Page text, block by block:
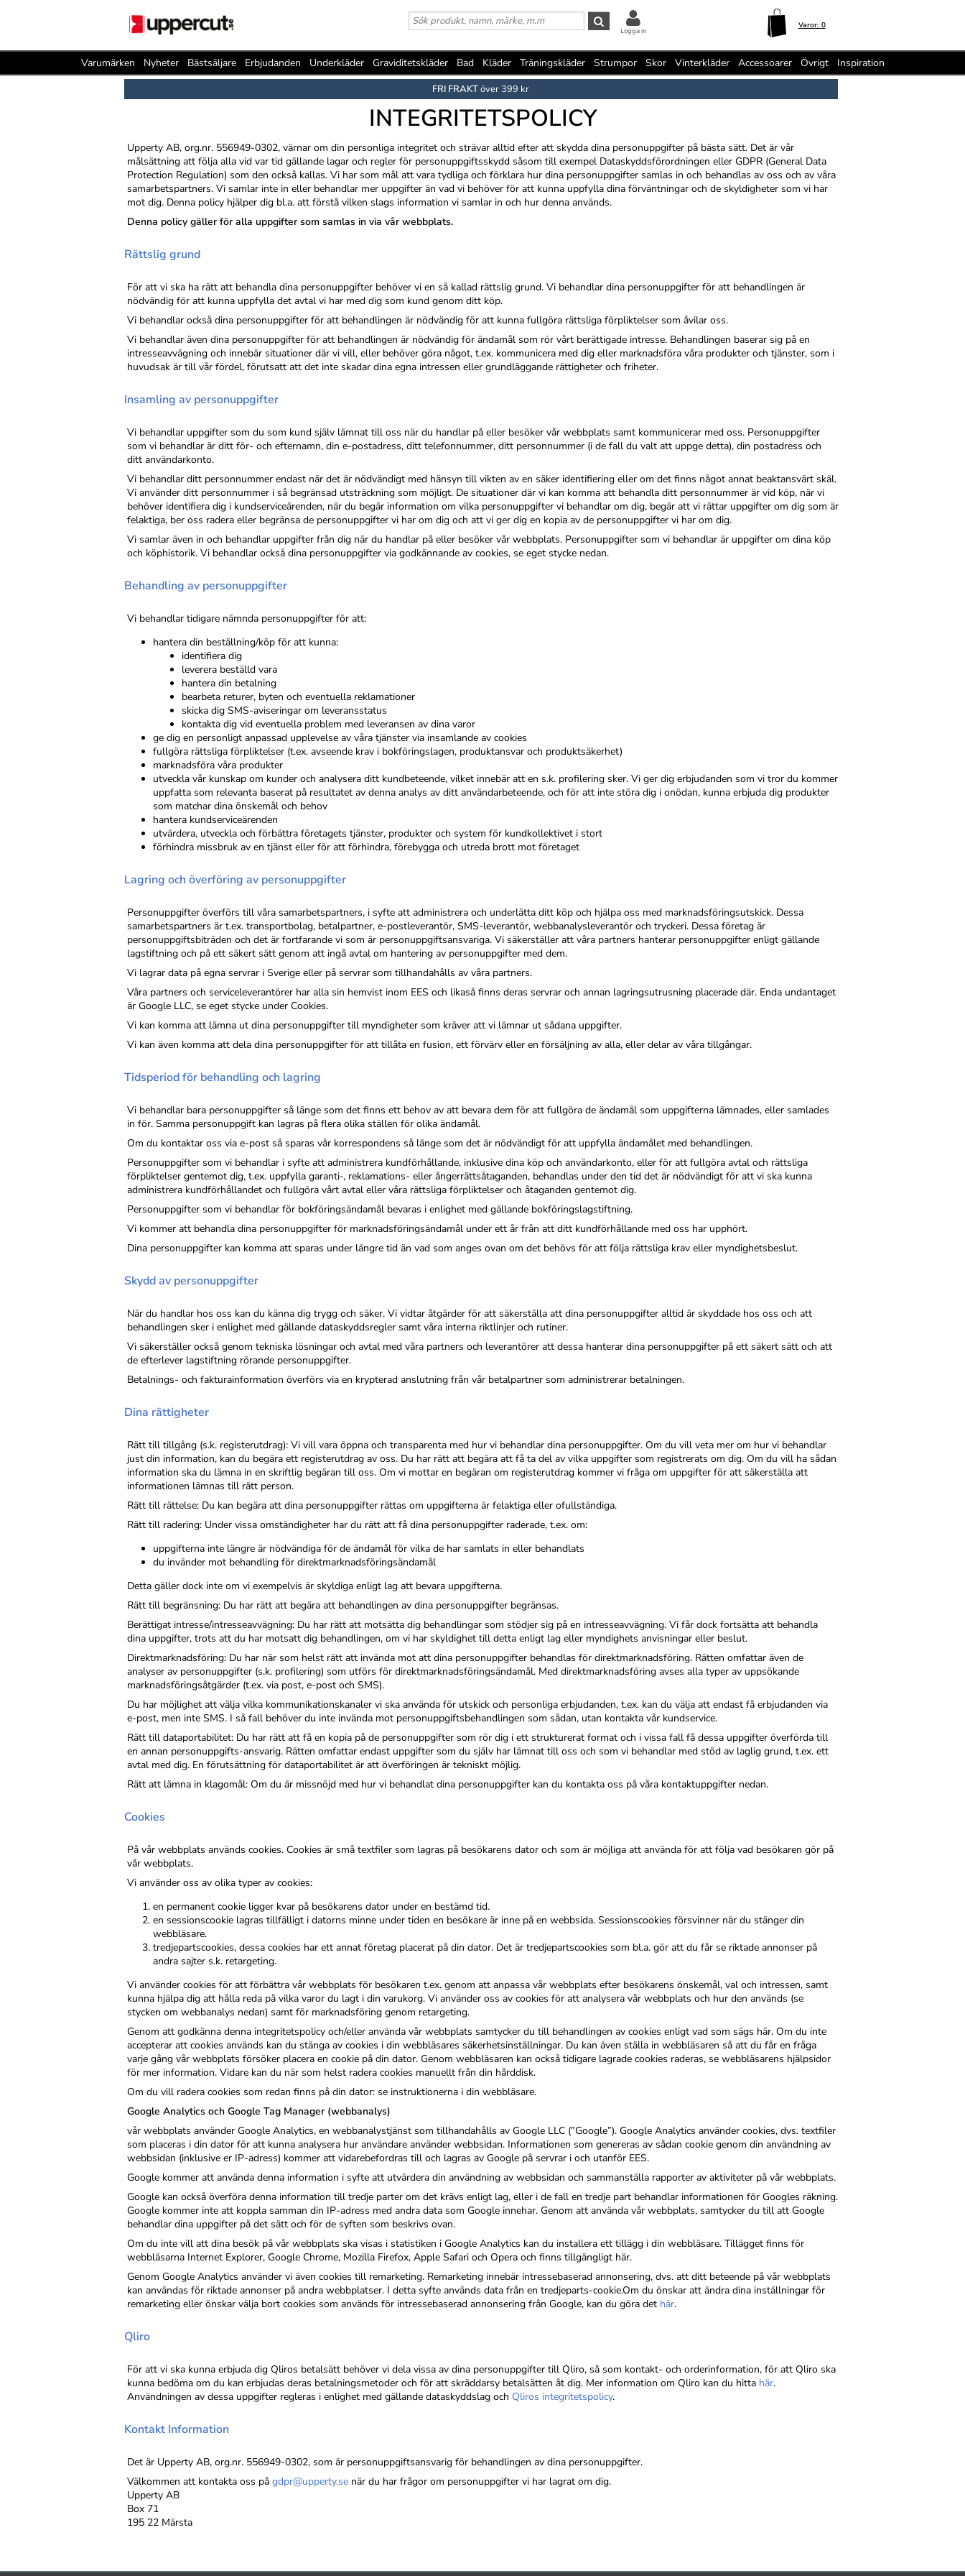
Varor: 0
Logga in
Varumärken Nyheter Bästsäljare Erbjudanden Underkläder Graviditetskläder Bad Kläder Träningskläder Strumpor Skor Vinterkläder Accessoarer Övrigt Inspiration
FRI FRAKTöver 399 kr
INTEGRITETSPOLICY
Upperty AB, org.nr. 556949-0302, värnar om din personliga integritet och strävar alltid efter att skydda dina personuppgifter på bästa sätt. Det är vår
målsättning att följa alla vid var tid gällande lagar och regler för personuppgiftsskydd såsom till exempel Dataskyddsförordningen eller GDPR (General Data
Protection Regulation) som den också kallas. Vi har som mål att vara tydliga och förklara hur dina personuppgifter samlas in och behandlas av oss och av våra
samarbetspartners. Vi samlar inte in eller behandlar mer uppgifter än vad vi behöver för att kunna uppfylla dina förväntningar och de skyldigheter som vi har
mot dig. Denna policy hjälper dig bl.a. att förstå vilken slags information vi samlar in och hur denna används.
Denna policy gäller för alla uppgifter som samlas in via vår webbplats.
Rättslig grund
För att vi ska ha rätt att behandla dina personuppgifter behöver vi en så kallad rättslig grund. Vi behandlar dina personuppgifter för att behandlingen är
nödvändig för att kunna uppfylla det avtal vi har med dig som kund genom ditt köp.
Vi behandlar också dina personuppgifter för att behandlingen är nödvändig för att kunna fullgöra rättsliga förpliktelser som åvilar oss.
Vi behandlar även dina personuppgifter för att behandlingen är nödvändig för ändamål som rör vårt berättigade intresse. Behandlingen baserar sig på en
intresseavvägning och innebär situationer där vi vill, eller behöver göra något, t.ex. kommunicera med dig eller marknadsföra våra produkter och tjänster, som i
huvudsak är till vår fördel, förutsatt att det inte skadar dina egna intressen eller grundläggande rättigheter och friheter.
Insamling av personuppgifter
Vi behandlar uppgifter som du som kund själv lämnat till oss när du handlar på eller besöker vår webbplats samt kommunicerar med oss. Personuppgifter
som vi behandlar är ditt för- och efternamn, din e-postadress, ditt telefonnummer, ditt personnummer (i de fall du valt att uppge detta), din postadress och
ditt användarkonto.
Vi behandlar ditt personnummer endast när det är nödvändigt med hänsyn till vikten av en säker identifiering eller om det finns något annat beaktansvärt skäl.
Vi använder ditt personnummer i så begränsad utsträckning som möjligt. De situationer där vi kan komma att behandla ditt personnummer är vid köp, när vi
behöver identifiera dig i kundserviceärenden, när du begär information om vilka personuppgifter vi behandlar om dig, begär att vi rättar uppgifter om dig som är
felaktiga, ber oss radera eller begränsa de personuppgifter vi har om dig och att vi ger dig en kopia av de personuppgifter vi har om dig.
Vi samlar även in och behandlar uppgifter från dig när du handlar på eller besöker vår webbplats. Personuppgifter som vi behandlar är uppgifter om dina köp
och köphistorik. Vi behandlar också dina personuppgifter via godkännande av cookies, se eget stycke nedan.
Behandling av personuppgifter
Vi behandlar tidigare nämnda personuppgifter för att:
hantera din beställning/köp för att kunna:
identifiera dig
leverera beställd vara
hantera din betalning
bearbeta returer, byten och eventuella reklamationer
skicka dig SMS-aviseringar om leveransstatus
kontakta dig vid eventuella problem med leveransen av dina varor
ge dig en personligt anpassad upplevelse av våra tjänster via insamlande av cookies
fullgöra rättsliga förpliktelser (t.ex. avseende krav i bokföringslagen, produktansvar och produktsäkerhet)
marknadsföra våra produkter
utveckla vår kunskap om kunder och analysera ditt kundbeteende, vilket innebär att en s.k. profilering sker. Vi ger dig erbjudanden som vi tror du kommer
uppfatta som relevanta baserat på resultatet av denna analys av ditt användarbeteende, och för att inte störa dig i onödan, kunna erbjuda dig produkter
som matchar dina önskemål och behov
hantera kundserviceärenden
utvärdera, utveckla och förbättra företagets tjänster, produkter och system för kundkollektivet i stort
förhindra missbruk av en tjänst eller för att förhindra, förebygga och utreda brott mot företaget
Lagring och överföring av personuppgifter
Personuppgifter överförs till våra samarbetspartners, i syfte att administrera och underlätta ditt köp och hjälpa oss med marknadsföringsutskick. Dessa
samarbetspartners är t.ex. transportbolag, betalpartner, e-postleverantör, SMS-leverantör, webbanalysleverantör och tryckeri. Dessa företag är
personuppgiftsbiträden och det är fortfarande vi som är personuppgiftsansvariga. Vi säkerställer att våra partners hanterar personuppgifter enligt gällande
lagstiftning och på ett säkert sätt genom att ingå avtal om hantering av personuppgifter med dem.
Vi lagrar data på egna servrar i Sverige eller på servrar som tillhandahålls av våra partners.
Våra partners och serviceleverantörer har alla sin hemvist inom EES och likaså finns deras servrar och annan lagringsutrusning placerade där. Enda undantaget
är Google LLC, se eget stycke under Cookies.
Vi kan komma att lämna ut dina personuppgifter till myndigheter som kräver att vi lämnar ut sådana uppgifter.
Vi kan även komma att dela dina personuppgifter för att tillåta en fusion, ett förvärv eller en försäljning av alla, eller delar av våra tillgångar.
Tidsperiod för behandling och lagring
Vi behandlar bara personuppgifter så länge som det finns ett behov av att bevara dem för att fullgöra de ändamål som uppgifterna lämnades, eller samlades
in för. Samma personuppgift kan lagras på flera olika ställen för olika ändamål.
Om du kontaktar oss via e-post så sparas vår korrespondens så länge som det är nödvändigt för att uppfylla ändamålet med behandlingen.
Personuppgifter som vi behandlar i syfte att administrera kundförhållande, inklusive dina köp och användarkonto, eller för att fullgöra avtal och rättsliga
förpliktelser gentemot dig, t.ex. uppfylla garanti-, reklamations- eller ångerrättsåtaganden, behandlas under den tid det är nödvändigt för att vi ska kunna
administrera kundförhållandet och fullgöra vårt avtal eller våra rättsliga förpliktelser och åtaganden gentemot dig.
Personuppgifter som vi behandlar för bokföringsändamål bevaras i enlighet med gällande bokföringslagstiftning.
Vi kommer att behandla dina personuppgifter för marknadsföringsändamål under ett år från att ditt kundförhållande med oss har upphört.
Dina personuppgifter kan komma att sparas under längre tid än vad som anges ovan om det behövs för att följa rättsliga krav eller myndighetsbeslut.
Skydd av personuppgifter
När du handlar hos oss kan du känna dig trygg och säker. Vi vidtar åtgärder för att säkerställa att dina personuppgifter alltid är skyddade hos oss och att
behandlingen sker i enlighet med gällande dataskyddsregler samt våra interna riktlinjer och rutiner.
Vi säkerställer också genom tekniska lösningar och avtal med våra partners och leverantörer att dessa hanterar dina personuppgifter på ett säkert sätt och att
de efterlever lagstiftning rörande personuppgifter.
Betalnings- och fakturainformation överförs via en krypterad anslutning från vår betalpartner som administrerar betalningen.
Dina rättigheter
Rätt till tillgång (s.k. registerutdrag): Vi vill vara öppna och transparenta med hur vi behandlar dina personuppgifter. Om du vill veta mer om hur vi behandlar
just din information, kan du begära ett registerutdrag av oss. Du har rätt att begära att få ta del av vilka uppgifter som registrerats om dig. Om du vill ha sådan
information ska du lämna in en skriftlig begäran till oss. Om vi mottar en begäran om registerutdrag kommer vi fråga om uppgifter för att säkerställa att
informationen lämnas till rätt person.
Rätt till rättelse: Du kan begära att dina personuppgifter rättas om uppgifterna är felaktiga eller ofullständiga.
Rätt till radering: Under vissa omständigheter har du rätt att få dina personuppgifter raderade, t.ex. om:
uppgifterna inte längre är nödvändiga för de ändamål för vilka de har samlats in eller behandlats
du invänder mot behandling för direktmarknadsföringsändamål
Detta gäller dock inte om vi exempelvis är skyldiga enligt lag att bevara uppgifterna.
Rätt till begränsning: Du har rätt att begära att behandlingen av dina personuppgifter begränsas.
Berättigat intresse/intresseavvägning: Du har rätt att motsätta dig behandlingar som stödjer sig på en intresseavvägning. Vi får dock fortsätta att behandla
dina uppgifter, trots att du har motsatt dig behandlingen, om vi har skyldighet till detta enligt lag eller myndighets anvisningar eller beslut.
Direktmarknadsföring: Du har när som helst rätt att invända mot att dina personuppgifter behandlas för direktmarknadsföring. Rätten omfattar även de
analyser av personuppgifter (s.k. profilering) som utförs för direktmarknadsföringsändamål. Med direktmarknadsföring avses alla typer av uppsökande
marknadsföringsåtgärder (t.ex. via post, e-post och SMS).
Du har möjlighet att välja vilka kommunikationskanaler vi ska använda för utskick och personliga erbjudanden, t.ex. kan du välja att endast få erbjudanden via
e-post, men inte SMS. I så fall behöver du inte invända mot personuppgiftsbehandlingen som sådan, utan kontakta vår kundservice.
Rätt till dataportabilitet: Du har rätt att få en kopia på de personuppgifter som rör dig i ett strukturerat format och i vissa fall få dessa uppgifter överförda till
en annan personuppgifts-ansvarig. Rätten omfattar endast uppgifter som du själv har lämnat till oss och som vi behandlar med stöd av laglig grund, t.ex. ett
avtal med dig. En förutsättning för dataportabilitet är att överföringen är tekniskt möjlig.
Rätt att lämna in klagomål: Om du är missnöjd med hur vi behandlat dina personuppgifter kan du kontakta oss på våra kontaktuppgifter nedan.
Cookies
På vår webbplats används cookies. Cookies är små textfiler som lagras på besökarens dator och som är möjliga att använda för att följa vad besökaren gör på
vår webbplats.
Vi använder oss av olika typer av cookies:
en permanent cookie ligger kvar på besökarens dator under en bestämd tid.
en sessionscookie lagras tillfälligt i datorns minne under tiden en besökare är inne på en webbsida. Sessionscookies försvinner när du stänger din
webbläsare.
tredjepartscookies, dessa cookies har ett annat företag placerat på din dator. Det är tredjepartscookies som bl.a. gör att du får se riktade annonser på
andra sajter s.k. retargeting.
Vi använder cookies för att förbättra vår webbplats för besökaren t.ex. genom att anpassa vår webbplats efter besökarens önskemål, val och intressen, samt
kunna hjälpa dig att hålla reda på vilka varor du lagt i din varukorg. Vi använder oss av cookies för att analysera vår webbplats och hur den används (se
stycken om webbanalys nedan) samt för marknadsföring genom retargeting.
Genom att godkänna denna integritetspolicy och/eller använda vår webbplats samtycker du till behandlingen av cookies enligt vad som sägs här. Om du inte
accepterar att cookies används kan du stänga av cookies i din webbläsares säkerhetsinställningar. Du kan även ställa in webbläsaren så att du får en fråga
varje gång vår webbplats försöker placera en cookie på din dator. Genom webbläsaren kan också tidigare lagrade cookies raderas, se webbläsarens hjälpsidor
för mer information. Vidare kan du när som helst radera cookies manuellt från din hårddisk.
Om du vill radera cookies som redan finns på din dator: se instruktionerna i din webbläsare.
Google Analytics och Google Tag Manager (webbanalys)
vår webbplats använder Google Analytics, en webbanalystjänst som tillhandahålls av Google LLC (”Google”). Google Analytics använder cookies, dvs. textfiler
som placeras i din dator för att kunna analysera hur användare använder webbsidan. Informationen som genereras av sådan cookie genom din användning av
webbsidan (inklusive er IP-adress) kommer att vidarebefordras till och lagras av Google på servrar i och utanför EES.
Google kommer att använda denna information i syfte att utvärdera din användning av webbsidan och sammanställa rapporter av aktiviteter på vår webbplats.
Google kan också överföra denna information till tredje parter om det krävs enligt lag, eller i de fall en tredje part behandlar informationen för Googles räkning.
Google kommer inte att koppla samman din IP-adress med andra data som Google innehar. Genom att använda vår webbplats, samtycker du till att Google
behandlar dina uppgifter på det sätt och för de syften som beskrivs ovan.
Om du inte vill att dina besök på vår webbplats ska visas i statistiken i Google Analytics kan du installera ett tillägg i din webbläsare. Tillägget finns för
webbläsarna Internet Explorer, Google Chrome, Mozilla Firefox, Apple Safari och Opera och finns tillgängligt här.
Genom Google Analytics använder vi även cookies till remarketing. Remarketing innebär intressebaserad annonsering, dvs. att ditt beteende på vår webbplats
kan användas för riktade annonser på andra webbplatser. I detta syfte används data från en tredjeparts-cookie.Om du önskar att ändra dina inställningar för
remarketing eller önskar välja bort cookies som används för intressebaserad annonsering från Google, kan du göra det här.
Qliro
För att vi ska kunna erbjuda dig Qliros betalsätt behöver vi dela vissa av dina personuppgifter till Qliro, så som kontakt- och orderinformation, för att Qliro ska
kunna bedöma om du kan erbjudas deras betalningsmetoder och för att skräddarsy betalsätten åt dig. Mer information om Qliro kan du hitta här.
Användningen av dessa uppgifter regleras i enlighet med gällande dataskyddslag och Qliros integritetspolicy.
Kontakt Information
Det är Upperty AB, org.nr. 556949-0302, som är personuppgiftsansvarig för behandlingen av dina personuppgifter.
Välkommen att kontakta oss på gdpr@upperty.senär du har frågor om personuppgifter vi har lagrat om dig.
Upperty AB
Box 71
195 22 Märsta